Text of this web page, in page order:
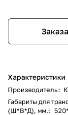
Характеристики
Производитель:
Габариты для
(Ш*В*Д), мм.: